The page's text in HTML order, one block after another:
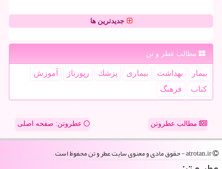
جدیدترین ها
مطالب عطر و تن
بیمار بهداشت بیماری پزشك رپورتاژ
آموزش
كتاب
فرهنگ
مطالب عطروتن عطروتن: صفحه اصلی